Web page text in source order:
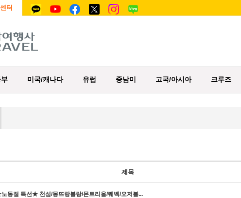
터
미국/캐나다 유럽 중남미 고국/아시아 크루즈
제목
동절 특선★ 천섬/몽뜨랑블랑/몬트리올/퀘벡/오저블...